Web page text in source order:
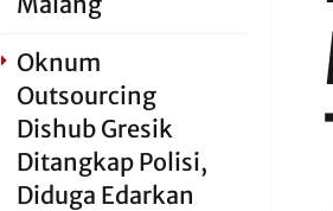
Oknum
Outsourcing
Dishub Gresik
Ditangkap Polisi,
Diduga Edarkan